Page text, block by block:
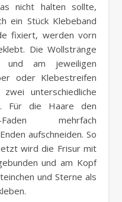
nicht halten sollte,
ein Stück Klebeband
fixiert, werden vorn
Die Wollstränge
am jeweiligen
oder Klebestreifen
unterschiedliche
Für die Haare den
Faden mehrfach
aufschneiden. So
wird die Frisur mit
und am Kopf
und Sterne als